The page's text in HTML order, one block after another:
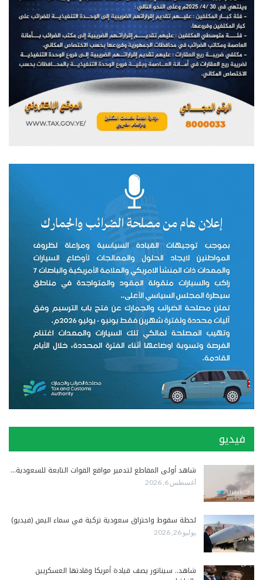
فيديو
شاهد أولى المقاطع لتدمير مواقع القوات التابعة للسعودية…
أغسطس 6, 2026
لحظة سقوط واحتراق سعودية تركية في سماء اليمن (فيديو)
يوليو 26, 2026
شاهد.. سيناتور يصف قيادة أمريكا وقادتها العسكريين